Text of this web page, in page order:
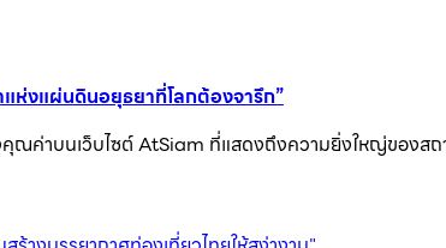
ห่งแผ่นดินอยุธยาที่โลกต้องจารึก”
คุณค่าบนเว็บไซต์ AtSiam ที่แสดงถึงความยิ่งใหญ่ขอ